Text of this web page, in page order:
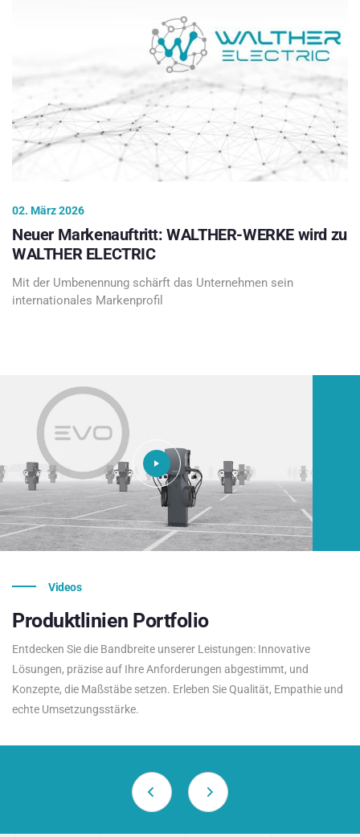
02. März 2026
Neuer Markenauftritt: WALTHER-WERKE wird zu
WALTHER ELECTRIC
Mit der Umbenennung schärft das Unternehmen sein
internationales Markenprofil
Videos
Produktlinien Portfolio
Entdecken Sie die Bandbreite unserer Leistungen: Innovative
Lösungen, präzise auf Ihre Anforderungen abgestimmt, und
Konzepte, die Maßstäbe setzen. Erleben Sie Qualität, Empathie und
echte Umsetzungsstärke.